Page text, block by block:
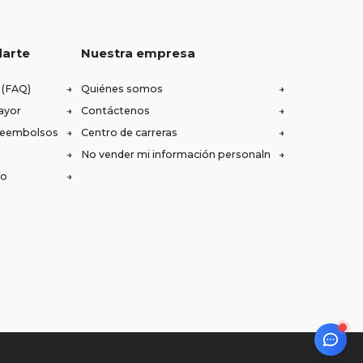
Nuestra empresa
Quiénes somos
Contáctenos
Centro de carreras
No vender mi información personaln